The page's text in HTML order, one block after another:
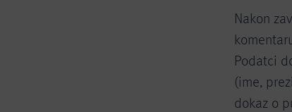
Nakon
Podatci
(ime,
dokaz o